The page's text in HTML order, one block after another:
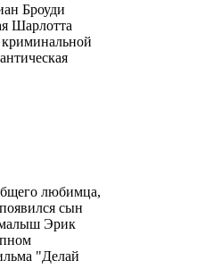
Броуди
Шарлотта
любимца,
сын
Эрик
"Делай